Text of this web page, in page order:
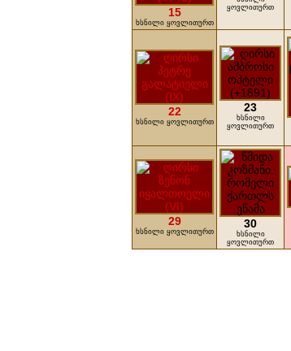
15
ხსნილი ყოვლითურთ
ყოვლითურთ
22
ხსნილი ყოვლითურთ
23
ხსნილი
ყოვლითურთ
29
ხსნილი ყოვლითურთ
30
ხსნილი
ყოვლითურთ